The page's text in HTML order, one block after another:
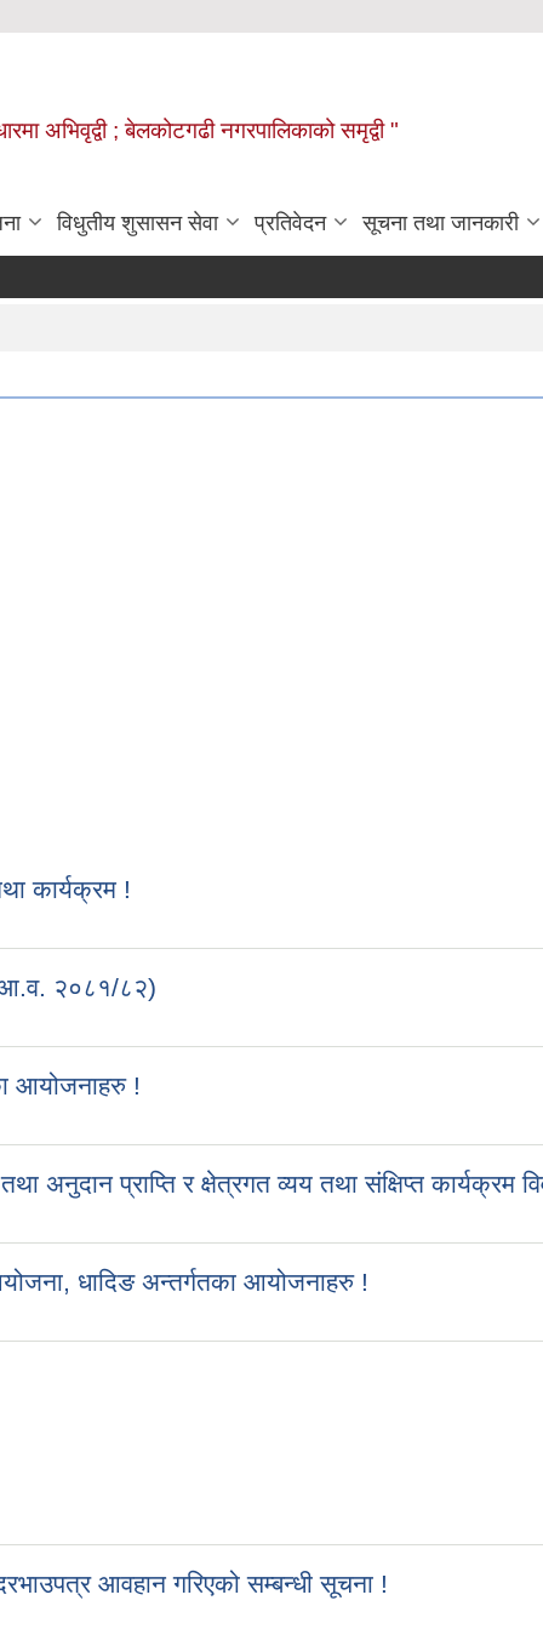
अभिवृद्वी ; बेलकोटगढी नगरपालिकाको समृद्वी "
विधुतीय शुसासन सेवा प्रतिवेदन सूचना तथा जानकारी
कार्यक्रम !
(आ.व. २०८१/८२)
आयोजनाहरु !
प्राप्ति र क्षेत्रगत व्यय तथा संक्षिप्त कार्यक्रम
धादिङ अन्तर्गतका आयोजनाहरु !
आवहान गरिएको सम्बन्धी सूचना !